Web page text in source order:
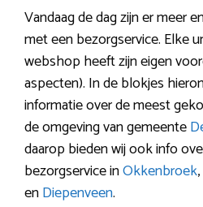
Vandaag de dag zijn er meer
met een bezorgservice. Elke
webshop heeft zijn eigen
aspecten). In de blokjes
informatie over de meest
de omgeving van gemeente
daarop bieden wij ook info
bezorgservice inOkkenbroek,
enDiepenveen.